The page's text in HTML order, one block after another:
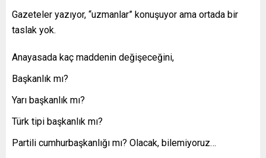
Gazeteler yazıyor, “uzmanlar” konuşuyor ama ortada bir
taslak yok.
Anayasada kaç maddenin değişeceğini,
Başkanlık mı?
Yarı başkanlık mı?
Türk tipi başkanlık mı?
Partili cumhurbaşkanlığı mı? Olacak, bilemiyoruz…